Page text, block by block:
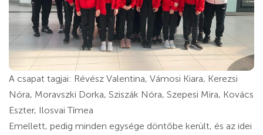
A csapat tagjai: Révész Valentina, Vámosi Kiara, Kerezsi
Nóra, Moravszki Dorka, Sziszák Nóra, Szepesi Mira, Kovács
Eszter, Ilosvai Tímea
Emellett, pedig minden egysége döntőbe került, és az idei